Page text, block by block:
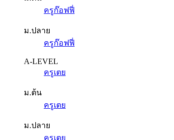
ครูก๊อฟฟี่
ม.ปลาย
ครูก๊อฟฟี่
A-LEVEL
ครูเตย
ม.ต้น
ครูเตย
ม.ปลาย
ครูเตย